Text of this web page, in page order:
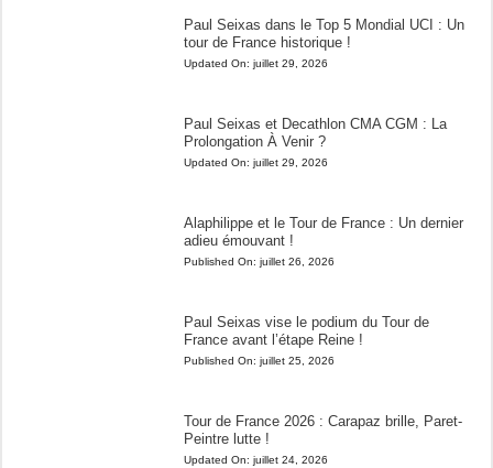
Paul Seixas dans le Top 5 Mondial UCI : Un
tour de France historique !
Updated On: juillet 29, 2026
Paul Seixas et Decathlon CMA CGM : La
Prolongation À Venir ?
Updated On: juillet 29, 2026
Alaphilippe et le Tour de France : Un dernier
adieu émouvant !
Published On: juillet 26, 2026
Paul Seixas vise le podium du Tour de
France avant l’étape Reine !
Published On: juillet 25, 2026
Tour de France 2026 : Carapaz brille, Paret-
Peintre lutte !
Updated On: juillet 24, 2026